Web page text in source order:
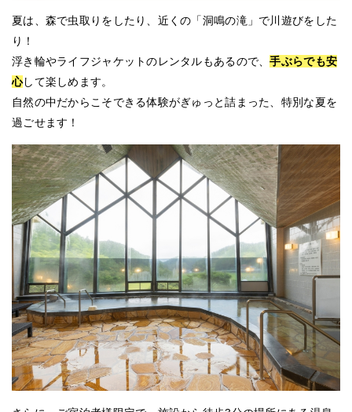
夏は、森で虫取りをしたり、近くの「洞鳴の滝」で川遊びをした
り！
浮き輪やライフジャケットのレンタルもあるので、手ぶらでも安
心して楽しめます。
自然の中だからこそできる体験がぎゅっと詰まった、特別な夏を
過ごせます！